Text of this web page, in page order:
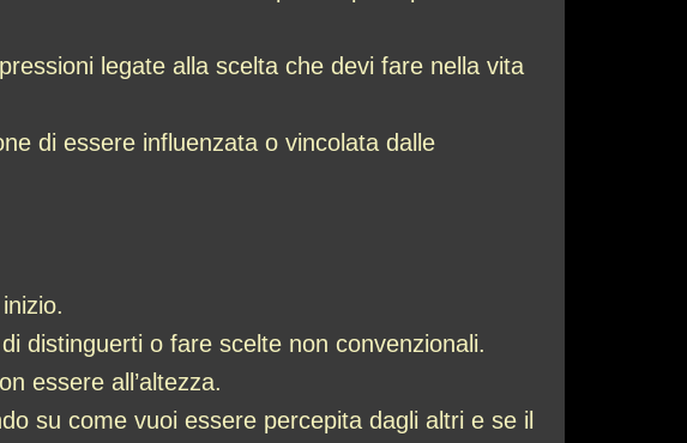
legate alla scelta che devi fare nella vita
di essere influenzata o vincolata dalle
distinguerti o fare scelte non convenzionali.
essere all’altezza.
su come vuoi essere percepita dagli altri e se il